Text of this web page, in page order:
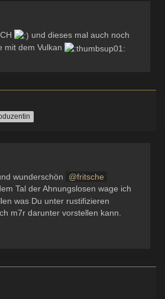
und dieses mal auch noch
mit dem Vulkan
wunderschön
fritsche
Tal der Ahnungslosen wage ich
was Du unter rustifizieren
m7r darunter vorstellen kann.